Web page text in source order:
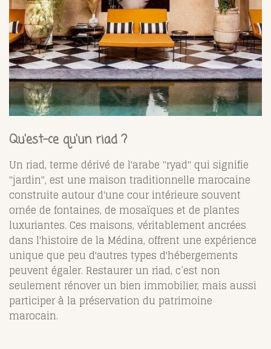
Qu'est-ce qu'un riad ?
Un riad, terme dérivé de l'arabe "ryad" qui signifie
"jardin", est une maison traditionnelle marocaine
construite autour d'une cour intérieure souvent
ornée de fontaines, de mosaïques et de plantes
luxuriantes. Ces maisons, véritablement ancrées
dans l'histoire de la Médina, offrent une expérience
unique que peu d'autres types d'hébergements
peuvent égaler. Restaurer un riad, c’est non
seulement rénover un bien immobilier, mais aussi
participer à la préservation du patrimoine
marocain.